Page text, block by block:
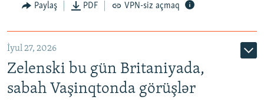
Paylaş PDF VPN-siz açmaq
İyul 27, 2026
Zelenski bu gün Britaniyada,
sabah Vaşinqtonda görüşlər